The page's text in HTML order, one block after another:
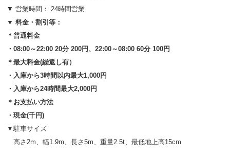
▼ 営業時間： 24時間営業
▼ 料金・割引等：
＊普通料金
・08:00～22:00 20分 200円、22:00～08:00 60分 100円
＊最大料金(繰返し有）
・入庫から3時間以内最大1,000円
・入庫から24時間最大2,000円
＊お支払い方法
・現金(千円)
▼駐車サイズ
高さ2m、幅1.9m、長さ5m、重量2.5t、最低地上高15cm